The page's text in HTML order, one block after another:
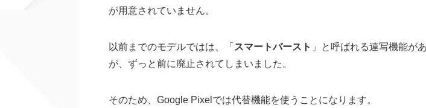
が用意されていません。
以前までのモデルではは、「 スマートバースト 」と呼ばれる連写機能が
が、ずっと前に廃止されてしまいました。
そのため、Google Pixelでは代替機能を使うことになります。